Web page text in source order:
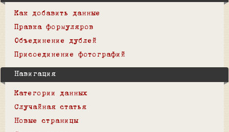
Как добавить данные
Правка формуляров
Объединение дублей
Присоединение фотографий
Навигация
Категории данных
Случайная статья
Новые страницы